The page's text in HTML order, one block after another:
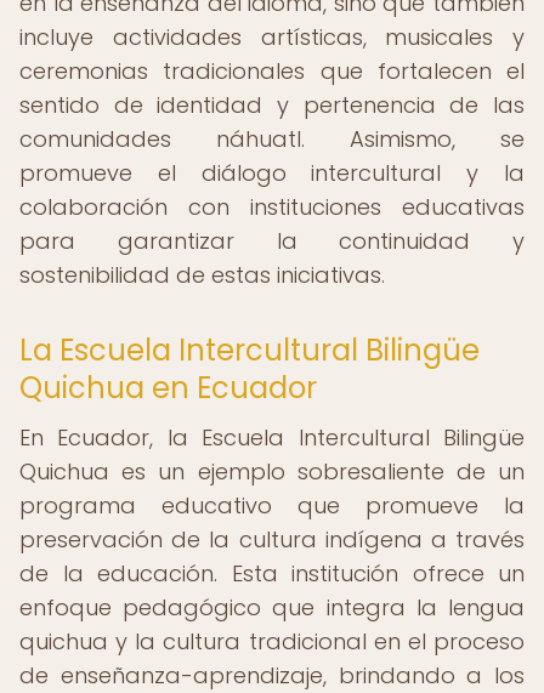
incluye actividades artísticas, musicales y
ceremonias tradicionales que fortalecen el
sentido de identidad y pertenencia de las
comunidades náhuatl. Asimismo, se
promueve el diálogo intercultural y la
colaboración con instituciones educativas
para garantizar la continuidad y
sostenibilidad de estas iniciativas.
La Escuela Intercultural Bilingüe
Quichua en Ecuador
En Ecuador, la Escuela Intercultural Bilingüe
Quichua es un ejemplo sobresaliente de un
programa educativo que promueve la
preservación de la cultura indígena a través
de la educación. Esta institución ofrece un
enfoque pedagógico que integra la lengua
quichua y la cultura tradicional en el proceso
de enseñanza-aprendizaje, brindando a los